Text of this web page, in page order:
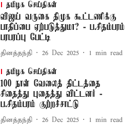
தமிழக செய்திகள்
விஜய் வருகை திமுக கூட்டணிக்கு
பாதிப்பை ஏற்படுத்துமா? - ப.சிதம்பரம்
பரபரப்பு பேட்டி
தினத்தந்தி 26 Dec 2025 1 min read
தமிழக செய்திகள்
100 நாள் வேலைத் திட்டத்தை
சிதைத்து புதைத்து விட்டனர் -
ப.சிதம்பரம் குற்றச்சாட்டு
தினத்தந்தி 26 Dec 2025 1 min read